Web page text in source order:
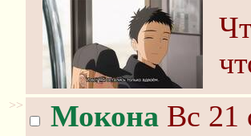
>> Мокона Вс 21